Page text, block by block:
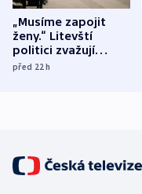
„Musíme zapojit
ženy.“ Litevští
politici zvažují
dohodu o
před 22h